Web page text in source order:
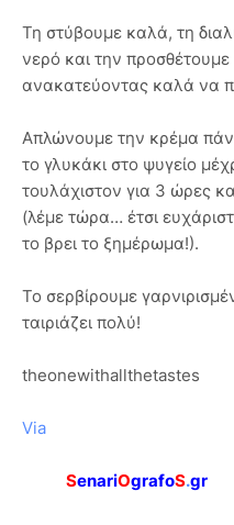
Τη στύβουμε καλά, τη
νερό και την προσθέτουμε
ανακατεύοντας καλά να
Απλώνουμε την κρέμα
το γλυκάκι στο ψυγείο
τουλάχιστον για 3 ώρες
(λέμε τώρα… έτσι
το βρει το ξημέρωμα!).
Το σερβίρουμε
ταιριάζει πολύ!
theonewithallthetastes
Via
SenariOgrafoS.gr